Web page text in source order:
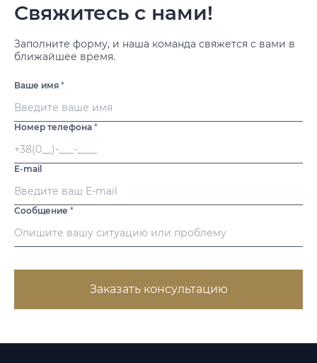
Свяжитесь с нами!
Заполните форму, и наша команда свяжется с вами в
ближайшее время.
Ваше имя *
Номер телефона *
E-mail
Сообщение *
Заказать консультацию